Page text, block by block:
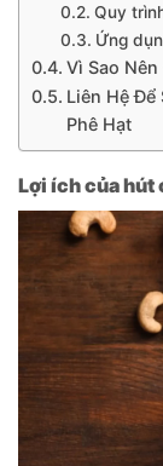
Quy
Ứng
Vì Sao
Liên Hệ Để
Phê Hạt
Lợi ích của hút